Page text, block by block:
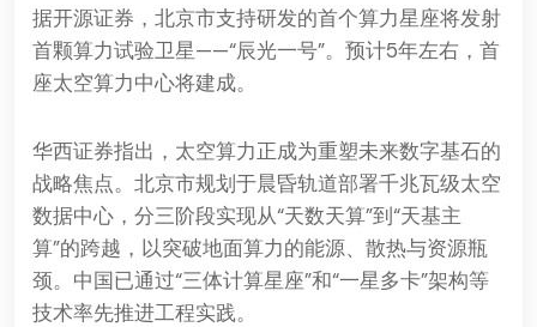
据开源证券，北京市支持研发的首个算力星座将发射
首颗算力试验卫星——“辰光一号”。预计5年左右，首
座太空算力中心将建成。
华西证券指出，太空算力正成为重塑未来数字基石的
战略焦点。北京市规划于晨昏轨道部署千兆瓦级太空
数据中心，分三阶段实现从“天数天算”到“天基主
算”的跨越，以突破地面算力的能源、散热与资源瓶
颈。中国已通过“三体计算星座”和“一星多卡”架构等
技术率先推进工程实践。